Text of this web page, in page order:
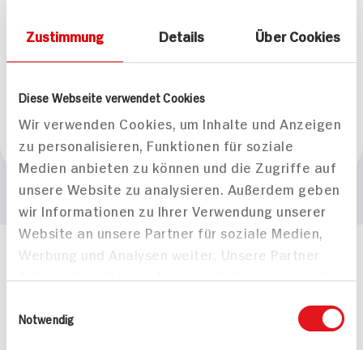
Zustimmung Details Über Cookies
Diese Webseite verwendet Cookies
Wir verwenden Cookies, um Inhalte und Anzeigen
zu personalisieren, Funktionen für soziale
Medien anbieten zu können und die Zugriffe auf
unsere Website zu analysieren. Außerdem geben
wir Informationen zu Ihrer Verwendung unserer
Website an unsere Partner für soziale Medien,
Werbung und Analysen weiter. Unsere Partner
bereitgestellt haben oder die sie im Rahmen
Notwendig
Herkunftsland
Frankreich
Häufig gestellte Fragen
Mehr Informationen in unserem FAQ
Wir beantworten gerne Ihre Fragen